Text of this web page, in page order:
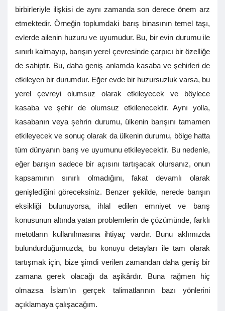
birbirleriyle ilişkisi de aynı zamanda son derece önem arz
etmektedir. Örneğin toplumdaki barış binasının temel taşı,
evlerde ailenin huzuru ve uyumudur. Bu, bir evin durumu ile
sınırlı kalmayıp, barışın yerel çevresinde çarpıcı bir özelliğe
de sahiptir. Bu, daha geniş anlamda kasaba ve şehirleri de
etkileyen bir durumdur. Eğer evde bir huzursuzluk varsa, bu
yerel çevreyi olumsuz olarak etkileyecek ve böylece
kasaba ve şehir de olumsuz etkilenecektir. Aynı yolla,
kasabanın veya şehrin durumu, ülkenin barışını tamamen
etkileyecek ve sonuç olarak da ülkenin durumu, bölge hatta
tüm dünyanın barış ve uyumunu etkileyecektir. Bu nedenle,
eğer barışın sadece bir açısını tartışacak olursanız, onun
kapsamının sınırlı olmadığını, fakat devamlı olarak
genişlediğini göreceksiniz. Benzer şekilde, nerede barışın
eksikliği bulunuyorsa, ihlal edilen emniyet ve barış
konusunun altında yatan problemlerin de çözümünde, farklı
metotların kullanılmasına ihtiyaç vardır. Bunu aklımızda
bulundurduğumuzda, bu konuyu detayları ile tam olarak
tartışmak için, bize şimdi verilen zamandan daha geniş bir
zamana gerek olacağı da aşikârdır. Buna rağmen hiç
olmazsa İslam’ın gerçek talimatlarının bazı yönlerini
açıklamaya çalışacağım.